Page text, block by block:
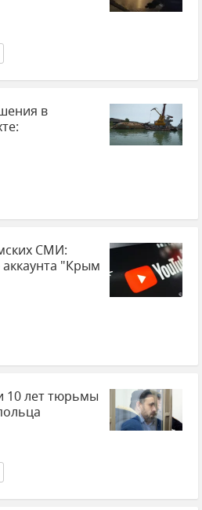
в
СМИ:
"Крым
10 лет тюрьмы